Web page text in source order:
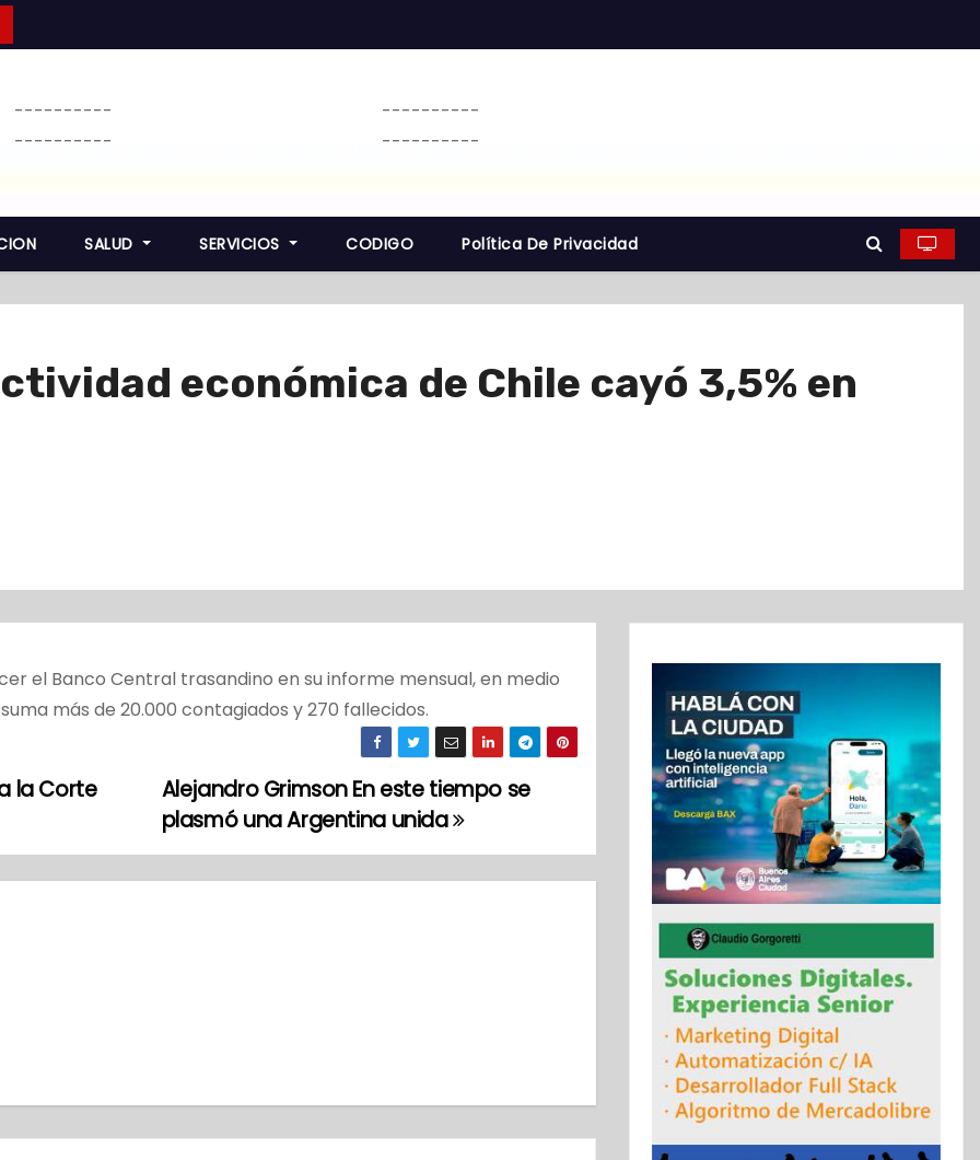
----------
----------
----------
----------
SALUD SERVICIOS CODIGO Política De Privacidad
económica de Chile cayó 3,5% en
el Banco Central trasandino en su informe mensual, en medio
más de 20.000 contagiados y 270 fallecidos.
Alejandro Grimson En este tiempo se
plasmó una Argentina unida
la Corte